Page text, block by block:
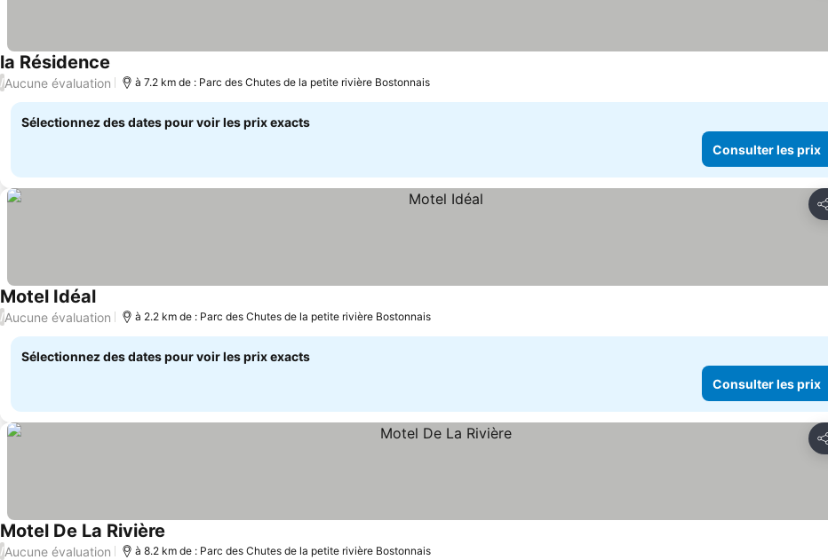
la Résidence Consulter les prix
/Aucune évaluation à 7.2 km de : Parc des Chutes de la petite rivière Bostonnais
Sélectionnez des dates pour voir les prix exacts
Consulter les prix
Motel IdéalConsulter les prix
/Aucune évaluation à 2.2 km de : Parc des Chutes de la petite rivière Bostonnais
Sélectionnez des dates pour voir les prix exacts
Consulter les prix
Motel De La Rivière
/Aucune évaluation à 8.2 km de : Parc des Chutes de la petite rivière Bostonnais